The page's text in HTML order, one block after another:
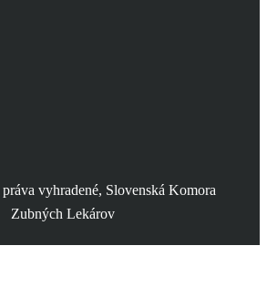
vyhradené, Slovenská Komora
Zubných Lekárov